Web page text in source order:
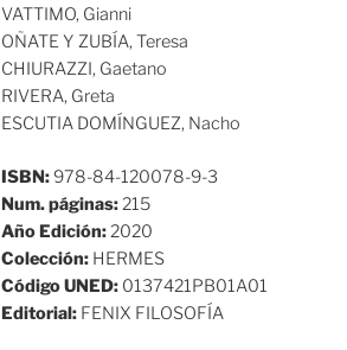
VATTIMO, Gianni
OÑATE Y ZUBÍA, Teresa
CHIURAZZI, Gaetano
RIVERA, Greta
ESCUTIA DOMÍNGUEZ, Nacho
ISBN:978-84-120078-9-3
Num. páginas:215
Año Edición:2020
Colección: HERMES
Código UNED: 0137421PB01A01
Editorial: FENIX FILOSOFÍA